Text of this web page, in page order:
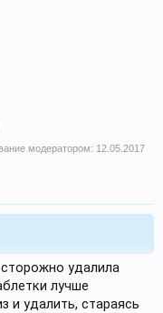
модератором: 12.05.2017
удалила
лучше
и удалить, стараясь